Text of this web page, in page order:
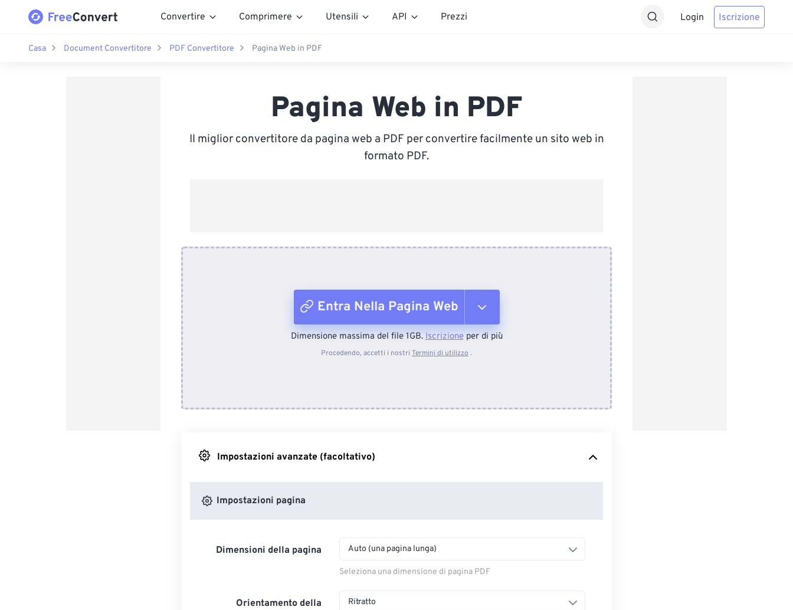
Convertire Comprimere Utensili API Prezzi Login Iscrizione
Casa Document Convertitore PDF Convertitore Pagina Web in PDF
Pagina Web in PDF
Il miglior convertitore da pagina web a PDF per convertire facilmente un sito web in
formato PDF.
Entra Nella Pagina Web
Dimensione massima del file 1GB.Iscrizioneper di più
Procedendo, accetti i nostri Termini di utilizzo .
Impostazioni avanzate (facoltativo)
Impostazioni pagina
Dimensioni della pagina Auto (una pagina lunga)
Seleziona una dimensione di pagina PDF
Orientamento della
Ritratto